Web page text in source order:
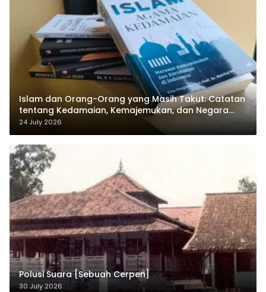
Islam dan Orang-Orang yang Masih Takut: Catatan
tentang Kedamaian, Kemajemukan, dan Negara
dalam Pemikiran Masykuri Abdillah
24 July 2026
Polusi Suara [Sebuah Cerpen]
30 July 2026